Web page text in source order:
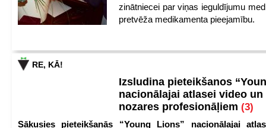
zinātniecei par viņas ieguldījumu
pretvēža medikamenta pieejamību.
RE, KĀ!
Izsludina pieteikšanos
nacionālajai atlasei video
nozares profesionāļiem (3)
Sākusies pieteikšanās “Young Lions” nacionālajai